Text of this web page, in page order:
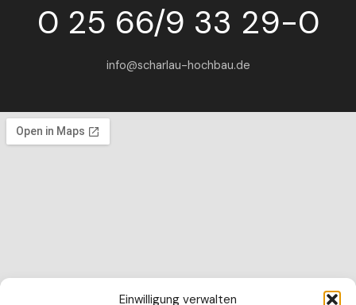
Einwilligung verwalten
0 25 66/9 33 29-0
info@scharlau-hochbau.de